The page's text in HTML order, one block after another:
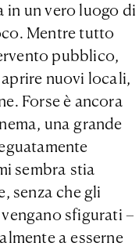
un vero luogo di
Mentre tutto
pubblico,
nuovi locali,
Forse è ancora
una grande
sembra stia
senza che gli
sfigurati –
a esserne